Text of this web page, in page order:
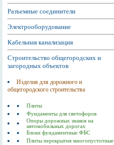
Разъемные соединители
Электрооборудование
Кабельная канализация
Строительство общегородских и
загородных объектов
Изделия для дорожного и
общегородского строительства
Плиты
Фундаменты для светофоров
Опоры дорожных знаков на
автомобильных дорогах
Блоки фундаментные ФБС
Плиты перекрытия многопустотные